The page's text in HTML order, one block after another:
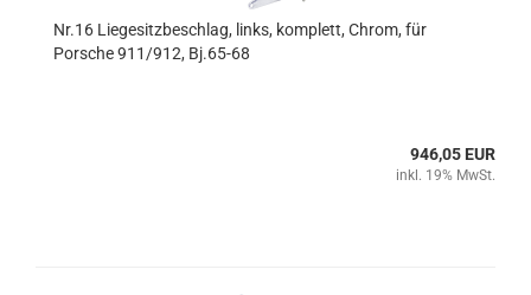
Nr.16 Liegesitzbeschlag, links, komplett, Chrom, für
Porsche 911/912, Bj.65-68
946,05 EUR
inkl. 19% MwSt.